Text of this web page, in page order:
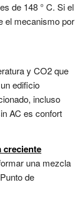
de 148 ° C. Si el
el mecanismo por
y CO2 que
edificio
incluso
AC es confort
creciente
una mezcla
de